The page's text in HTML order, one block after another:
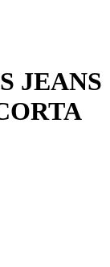
JEANS